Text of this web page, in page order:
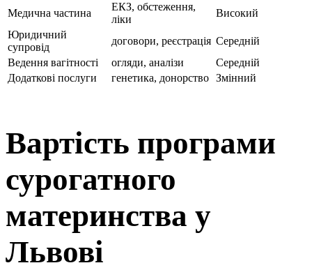
Медична частина
ЕКЗ, обстеження,
ліки
Високий
Юридичний
супровід
договори, реєстрація Середній
Ведення вагітності
огляди, аналізи
Середній
Додаткові послуги
генетика, донорство Змінний
Вартість програми
сурогатного
материнства у
Львові